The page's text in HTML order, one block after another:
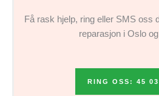
Få rask hjelp, ring eller SMS oss
reparasjon i Oslo
RING OSS: 45